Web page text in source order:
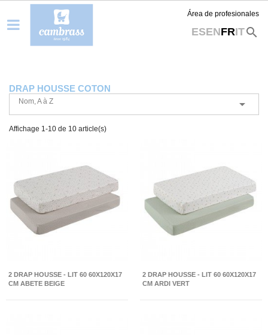
Área de profesionales
ESENFRITsearch
DRAP HOUSSE COTON
Nom, A à Z 
Affichage 1-10 de 10 article(s)
2 DRAP HOUSSE - LIT 60 60X120X17
CM ABETE BEIGE
2 DRAP HOUSSE - LIT 60 60X120X17
CM ARDI VERT